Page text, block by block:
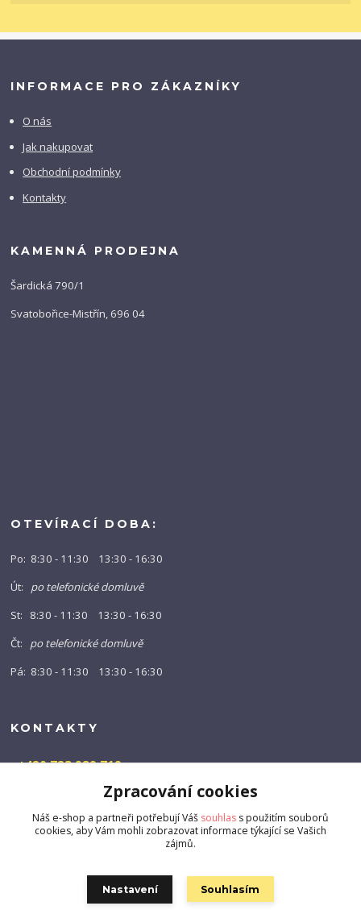
INFORMACE PRO ZÁKAZNÍKY
O nás
Jak nakupovat
Obchodní podmínky
Kontakty
KAMENNÁ PRODEJNA
Šardická 790/1
Svatobořice-Mistřín, 696 04
OTEVÍRACÍ DOBA:
Po: 8:30 - 11:30 13:30 - 16:30
Út: po telefonické domluvě
St: 8:30 - 11:30 13:30 - 16:30
Čt: po telefonické domluvě
Pá: 8:30 - 11:30 13:30 - 16:30
KONTAKTY
+420 723 989 719
info@barny-shop.cz
Zpracování cookies
Náš e-shop a partneři potřebují Váš souhlas s použitím souborů
cookies, aby Vám mohli zobrazovat informace týkající se Vašich
zájmů.
Nastavení Souhlasím